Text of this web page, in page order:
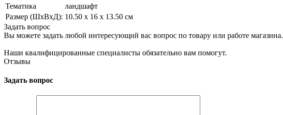
Тематика
ландшафт
Размер (ШxВxД): 10.50 х 16 х 13.50 см
Задать вопрос
Вы можете задать любой интересующий вас вопрос по товару или работе магазина.
Наши квалифицированные специалисты обязательно вам помогут.
Отзывы
Задать вопрос